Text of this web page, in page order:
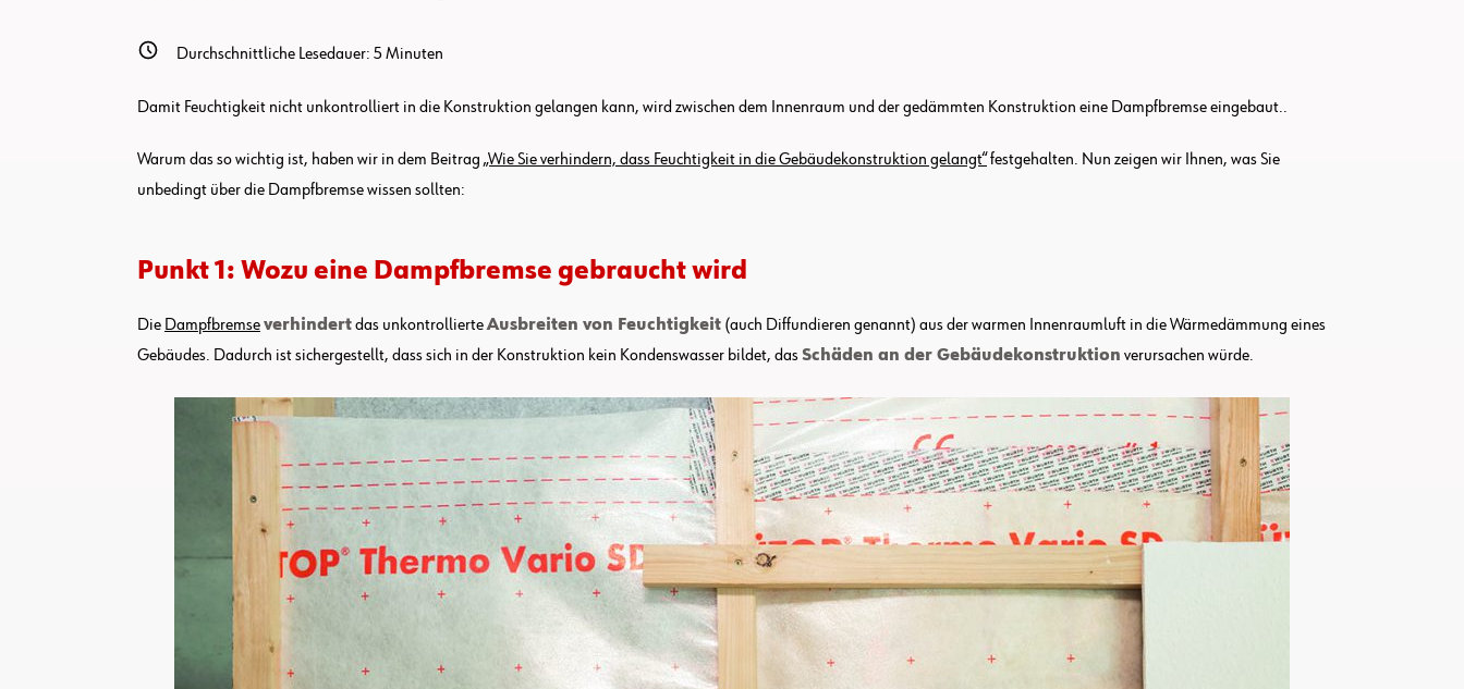
Durchschnittliche Lesedauer: 5Minuten
Damit Feuchtigkeit nicht unkontrolliert in die Konstruktion gelangen kann, wird zwischen dem Innenraum und der gedämmten Konstruktion eine Dampfbremse eingebaut..
Warum das so wichtig ist, haben wir in dem Beitrag „Wie Sie verhindern, dass Feuchtigkeit in die Gebäudekonstruktion gelangt“festgehalten. Nun zeigen wir Ihnen, was Sie
unbedingt über die Dampfbremse wissen sollten:
Punkt 1: Wozu eine Dampfbremse gebraucht wird
Die Dampfbremseverhindertdas unkontrollierteAusbreiten von Feuchtigkeit (auch Diffundieren genannt) aus der warmen Innenraumluft in die Wärmedämmung eines
Gebäudes. Dadurch ist sichergestellt, dass sich in der Konstruktion kein Kondenswasser bildet, dasSchäden an der Gebäudekonstruktion verursachen würde.